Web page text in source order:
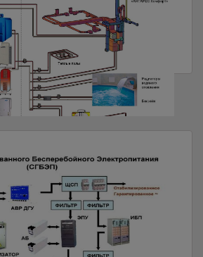
И ВЕНТИЛЯЦИИ